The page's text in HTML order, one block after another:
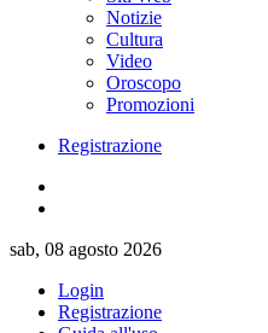
Notizie
Cultura
Video
Oroscopo
Promozioni
Registrazione
sab, 08 agosto 2026
Login
Registrazione